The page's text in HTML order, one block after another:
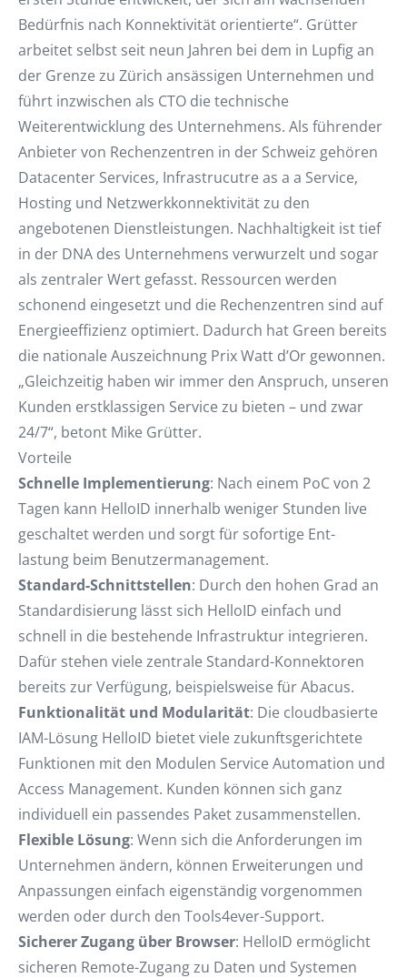
Bedürfnis nach Konnektivität orientierte“. Grütter
arbeitet selbst seit neun Jahren bei dem in Lupfig an
der Grenze zu Zürich ansässigen Unternehmen und
führt inzwischen als CTO die technische
Weiterentwicklung des Unternehmens. Als führender
Anbieter von Rechenzentren in der Schweiz gehören
Datacenter Services, Infrastrucutre as a a Service,
Hosting und Netzwerkkonnektivität zu den
angebotenen Dienstleistungen. Nachhaltigkeit ist tief
in der DNA des Unternehmens verwurzelt und sogar
als zentraler Wert gefasst. Ressourcen werden
schonend eingesetzt und die Rechenzentren sind auf
Energieeffizienz optimiert. Dadurch hat Green bereits
die nationale Auszeichnung Prix Watt d’Or gewonnen.
„Gleichzeitig haben wir immer den Anspruch, unseren
Kunden erstklassigen Service zu bieten – und zwar
24/7“, betont Mike Grütter.
Vorteile
Schnelle Implementierung: Nach einem PoC von 2
Tagen kann HelloID innerhalb weniger Stunden live
geschaltet werden und sorgt für sofortige Ent-
lastung beim Benutzermanagement.
Standard-Schnittstellen: Durch den hohen Grad an
Standardisierung lässt sich HelloID einfach und
schnell in die bestehende Infrastruktur integrieren.
Dafür stehen viele zentrale Standard-Konnektoren
bereits zur Verfügung, beispielsweise für Abacus.
Funktionalität und Modularität: Die cloudbasierte
IAM-Lösung HelloID bietet viele zukunftsgerichtete
Funktionen mit den Modulen Service Automation und
Access Management. Kunden können sich ganz
individuell ein passendes Paket zusammenstellen.
Flexible Lösung: Wenn sich die Anforderungen im
Unternehmen ändern, können Erweiterungen und
Anpassungen einfach eigenständig vorgenommen
werden oder durch den Tools4ever-Support.
Sicherer Zugang über Browser: HelloID ermöglicht
sicheren Remote-Zugang zu Daten und Systemen